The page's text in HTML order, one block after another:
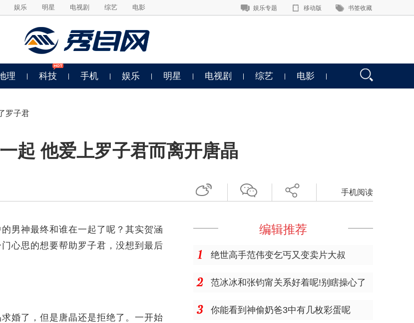
娱乐 明星 电视剧 综艺 电影 娱乐专题 移动版 书签收藏
理 科技 手机 娱乐 明星 电视剧 综艺 电影
罗子君
起 他爱上罗子君而离开唐晶
手机阅读
神最终和谁在一起了呢？其实贺涵
心思的想要帮助罗子君，没想到最后
了，但是唐晶还是拒绝了。一开始
编辑推荐
绝世高手范伟变乞丐又变卖片大叔
范冰冰和张钧甯关系好着呢!别瞎操心了
你能看到神偷奶爸3中有几枚彩蛋呢